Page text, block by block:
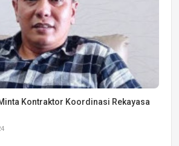
Kontraktor Koordinasi Rekayasa